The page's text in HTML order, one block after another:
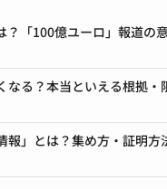
「100億ユーロ」報道の
なる？本当といえる根拠・
報」とは？集め方・証明方